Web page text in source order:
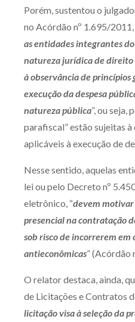
Porém, sustentou o
no Acórdão nº 1.695/2011,
as entidades integrantes
natureza jurídica de direito
à observância de princípios
execução da despesa
natureza pública”, ou seja,
parafiscal” estão sujeitas
aplicáveis à execução de
Nesse sentido, aquelas
lei ou pelo Decreto nº
eletrônico, “devem motivar
presencial na contratação
sob risco de incorrerem em
antieconômicas” (Acórdão
O relator destaca, ainda,
de Licitações e Contratos
licitação visa à seleção da